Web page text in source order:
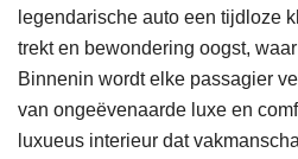
legendarische auto een tijdloze
trekt en bewondering oogst,
Binnenin wordt elke passagier
van ongeëvenaarde luxe en
luxueus interieur dat